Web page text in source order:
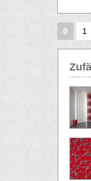
0 1